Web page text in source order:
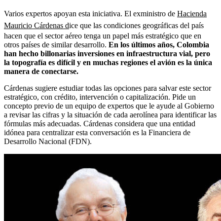
Varios expertos apoyan esta iniciativa. El exministro de Hacienda
Mauricio Cárdenas dice que las condiciones geográficas del país
hacen que el sector aéreo tenga un papel más estratégico que en
otros países de similar desarrollo. En los últimos años, Colombia
han hecho billonarias inversiones en infraestructura vial, pero
la topografía es difícil y en muchas regiones el avión es la única
manera de conectarse.
Cárdenas sugiere estudiar todas las opciones para salvar este sector
estratégico, con crédito, intervención o capitalización. Pide un
concepto previo de un equipo de expertos que le ayude al Gobierno
a revisar las cifras y la situación de cada aerolínea para identificar las
fórmulas más adecuadas. Cárdenas considera que una entidad
idónea para centralizar esta conversación es la Financiera de
Desarrollo Nacional (FDN).